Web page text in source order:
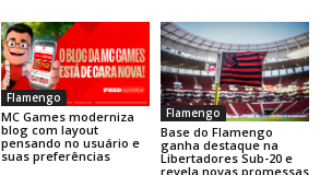
Flamengo
MC Games moderniza
blog com layout
pensando no usuário e
suas preferências
Flamengo
Base do Flamengo
ganha destaque na
Libertadores Sub-20 e
revela novas promessas